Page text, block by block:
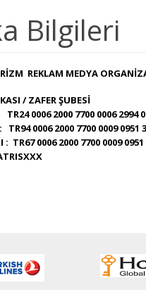
Bilgileri
REKLAM MEDYA
/ ZAFER ŞUBESİ
TR24 0006 2000 7700 0006 2994
TR94 0006 2000 7700 0009 0951
: TR67 0006 2000 7700 0009 0951